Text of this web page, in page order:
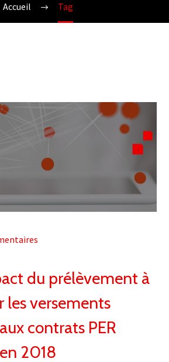
Accueil Tag
du prélèvement à
les versements
contrats PER
2018